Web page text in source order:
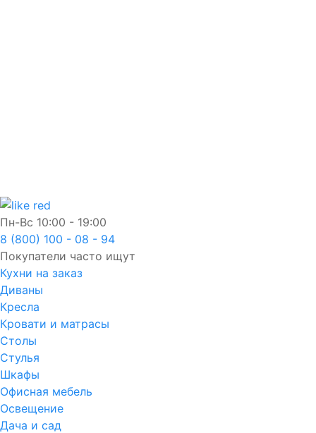
Пн-Вс 10:00 - 19:00
8 (800) 100 - 08 - 94
Покупатели часто ищут
Кухни на заказ
Диваны
Кресла
Кровати и матрасы
Столы
Стулья
Шкафы
Офисная мебель
Освещение
Дача и сад